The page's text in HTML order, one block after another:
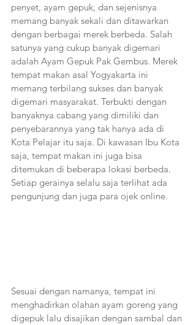
penyet, ayam gepuk, dan sejenisnya
memang banyak sekali dan ditawarkan
dengan berbagai merek berbeda. Salah
satunya yang cukup banyak digemari
adalah Ayam Gepuk Pak Gembus. Merek
tempat makan asal Yogyakarta ini
memang terbilang sukses dan banyak
digemari masyarakat. Terbukti dengan
banyaknya cabang yang dimiliki dan
penyebarannya yang tak hanya ada di
Kota Pelajar itu saja. Di kawasan Ibu Kota
saja, tempat makan ini juga bisa
ditemukan di beberapa lokasi berbeda.
Setiap gerainya selalu saja terlihat ada
pengunjung dan juga para ojek online.
Sesuai dengan namanya, tempat ini
menghadirkan olahan ayam goreng yang
digepuk lalu disajikan dengan sambal dan